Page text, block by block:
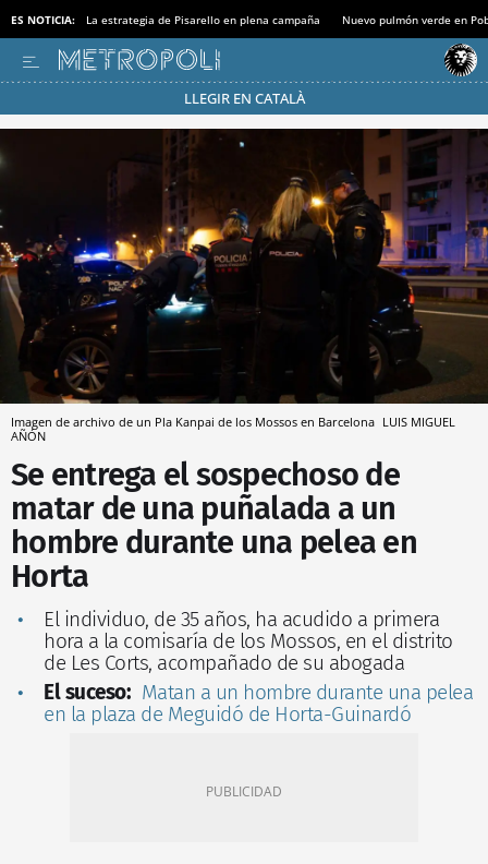
ES NOTICIA: La estrategia de Pisarello en plena campaña Nuevo pulmón verde en
LLEGIR EN CATALÀ
Pásate al MODO AHORRO
Imagen de archivo de un Pla Kanpai de los Mossos en Barcelona LUIS MIGUEL
AÑÓN
Se entrega el sospechoso de
matar de una puñalada a un
hombre durante una pelea en
Horta
El individuo, de 35 años, ha acudido a primera
hora a la comisaría de los Mossos, en el distrito
de Les Corts, acompañado de su abogada
El suceso: Matan a un hombre durante una pelea
en la plaza de Meguidó de Horta-Guinardó